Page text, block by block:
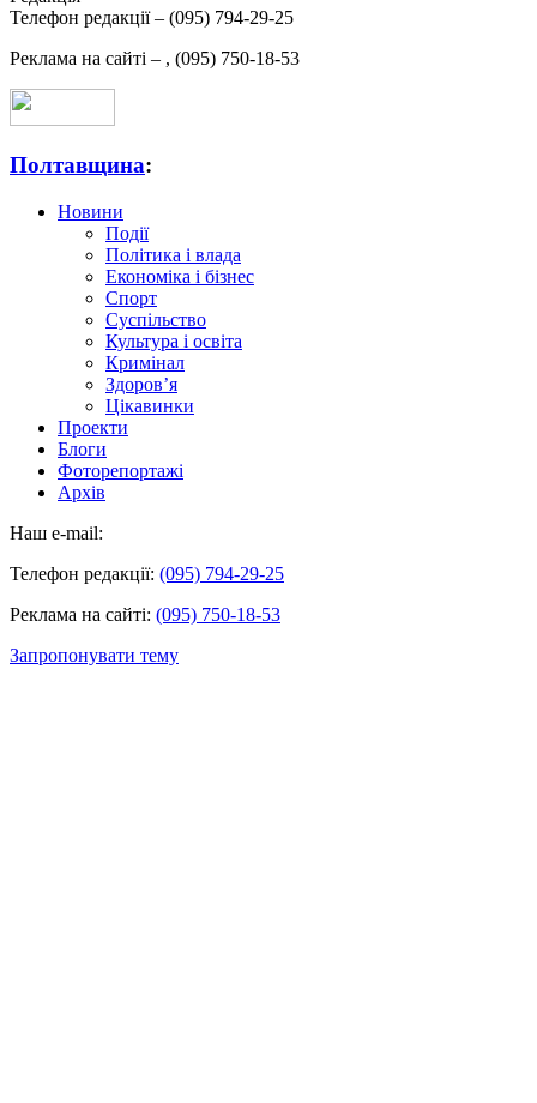
Телефон редакції – (095) 794-29-25
Реклама на сайті – , (095) 750-18-53
Полтавщина:
Новини
Події
Політика і влада
Економіка і бізнес
Спорт
Суспільство
Культура і освіта
Кримінал
Здоров’я
Цікавинки
Проекти
Блоги
Фоторепортажі
Архів
Наш e-mail:
Телефон редакції: (095) 794-29-25
Реклама на сайті: (095) 750-18-53
Запропонувати тему